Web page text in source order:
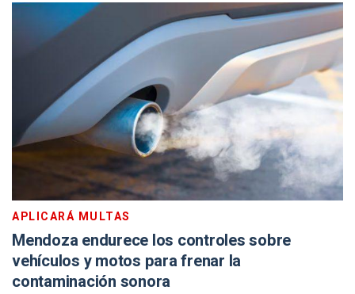
APLICARÁ MULTAS
Mendoza endurece los controles sobre
vehículos y motos para frenar la
contaminación sonora